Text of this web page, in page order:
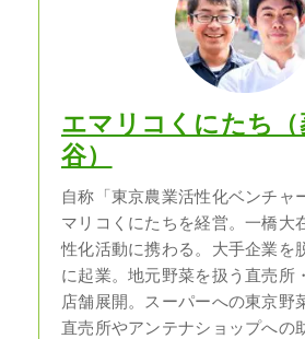
エマリコくにたち（
谷）
自称「東京農業活性化ベンチャ
マリコくにたちを経営。一橋大
性化活動に携わる。大手企業を
に起業。地元野菜を扱う直売所
店舗展開。スーパーへの東京野
直売所やアンテナショップへの